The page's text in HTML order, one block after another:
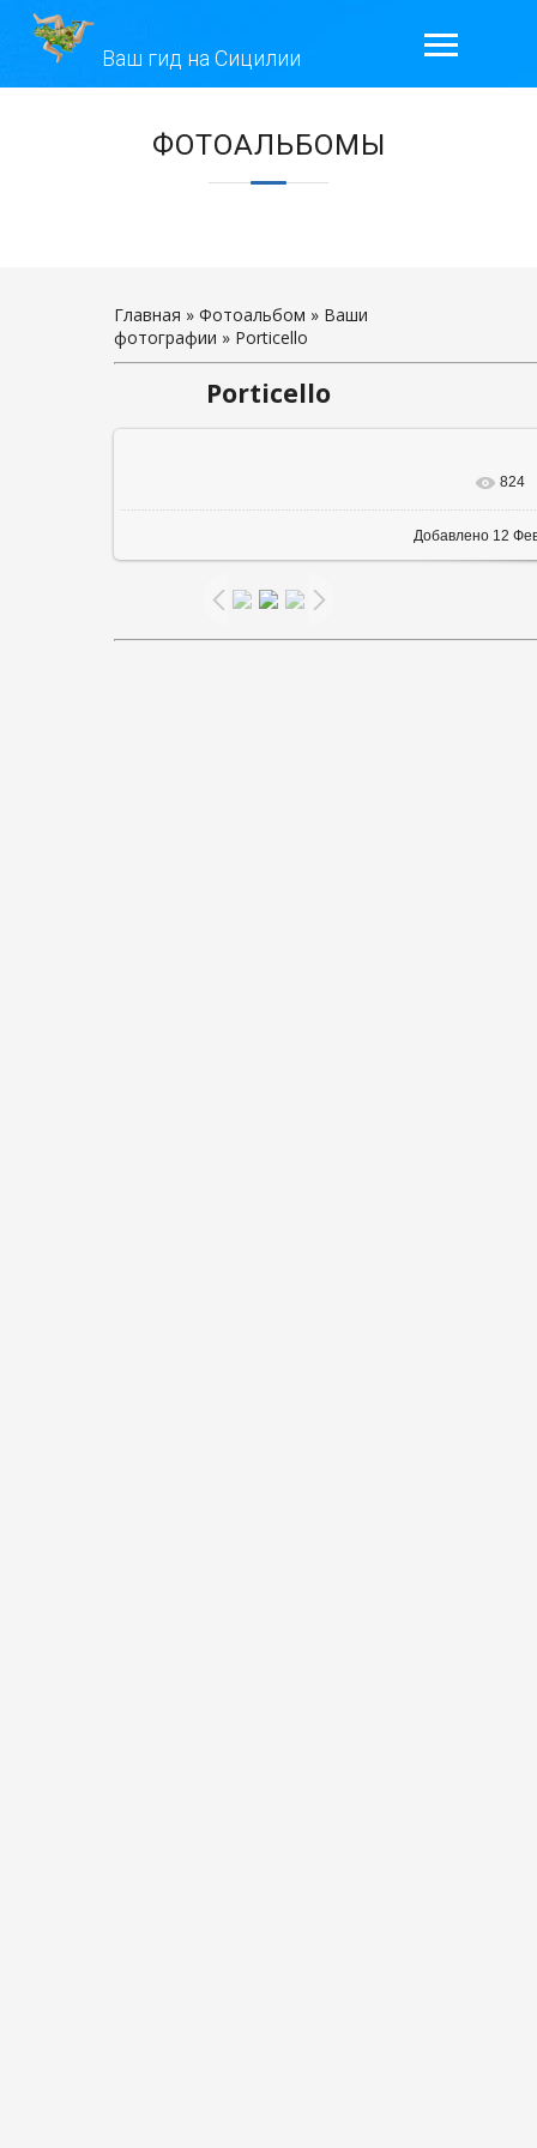
Ваш гид на Сицилии
ЭКСКУРСИИ
ОТЗЫВЫ
КОНТАКТЫ
ОБО МНЕ
Главная » Фотоальбом » Ваши
фотографии » Porticello
Porticello
В реальном
824
Добавлено 12